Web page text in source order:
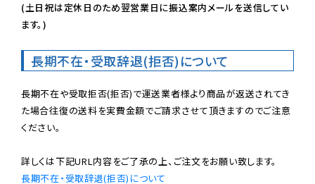
(土日祝は定休日のため翌営業日に振込案内メールを送信してい
ます。)
長期不在・受取辞退(拒否)について
長期不在や受取拒否(拒否)で運送業者様より商品が返送されてき
た場合往復の送料を実費金額でご請求させて頂きますのでご注意
ください。
長期不在・受取辞退(拒否)について